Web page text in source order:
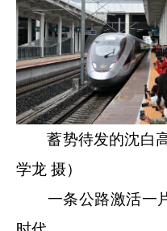
蓄势待发的沈白
学龙 摄）
一条公路激活一片